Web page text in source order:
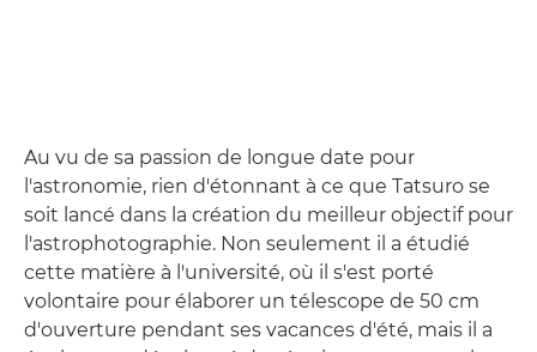
Au vu de sa passion de longue date pour
l'astronomie, rien d'étonnant à ce que Tatsuro se
soit lancé dans la création du meilleur objectif pour
l'astrophotographie. Non seulement il a étudié
cette matière à l'université, où il s'est porté
volontaire pour élaborer un télescope de 50 cm
d'ouverture pendant ses vacances d'été, mais il a